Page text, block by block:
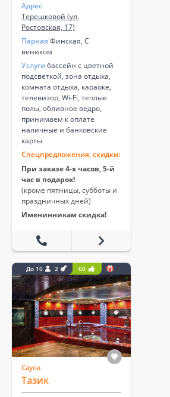
Адрес
Терешковой (ул.
Ростовская, 17)
Парная Финская, С
веником
Услуги бассейн с цветной
подсветкой, зона отдыха,
комната отдыха, караоке,
телевизор, Wi-Fi, теплые
полы, обливное ведро,
принимаем к оплате
наличные и банковские
карты
Спецпредложения, скидки:
При заказе 4-х часов, 5-й
час в подарок!
(кроме пятницы, субботы и
праздничных дней)
Именинникам скидка!
До 10 2 60
Сауна
Тазик